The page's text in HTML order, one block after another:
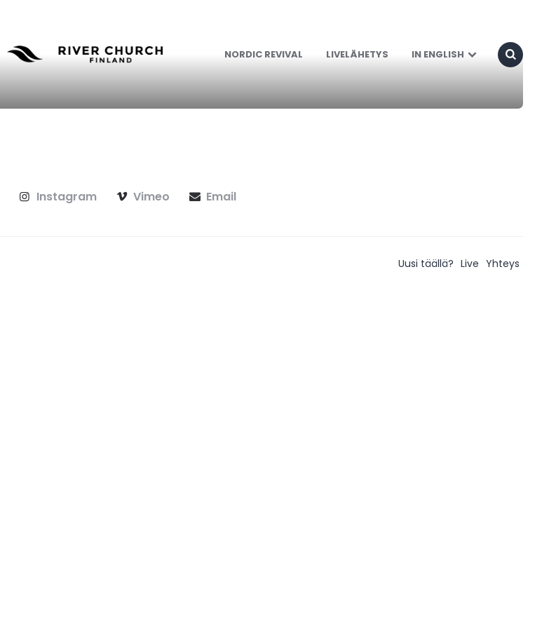
NORDIC REVIVAL LIVELÄHETYS IN ENGLISH
Instagram Vimeo Email
Uusi täällä? Live Yhteys